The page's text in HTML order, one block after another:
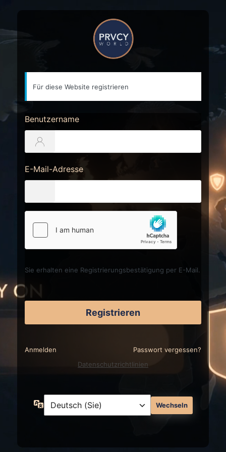
Für diese Website registrieren
Benutzername
E-Mail-Adresse
Sie erhalten eine Registrierungsbestätigung per E-Mail.
Anmelden
Passwort vergessen?
Datenschutzrichtlinien
Sprache